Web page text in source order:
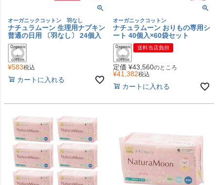
オーガニックコットン 羽なし
ナチュラムーン 生理用ナプキン
普通の日用 〔羽なし〕 24個入
¥583税込
カートに入れる
オーガニックコットン
ナチュラムーン おりもの専用シ
ート 40個入×60袋セット
送料当店負担
定価 ¥43,560のところ
¥41,382税込
カートに入れる